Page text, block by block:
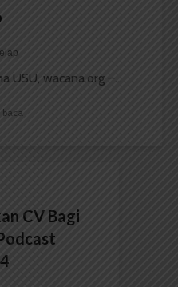
USU, wacana.org –...
CV Bagi